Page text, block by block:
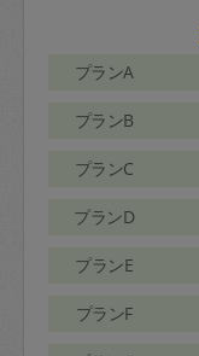
プランA
プランB
プランC
プランD
プランE
プランF